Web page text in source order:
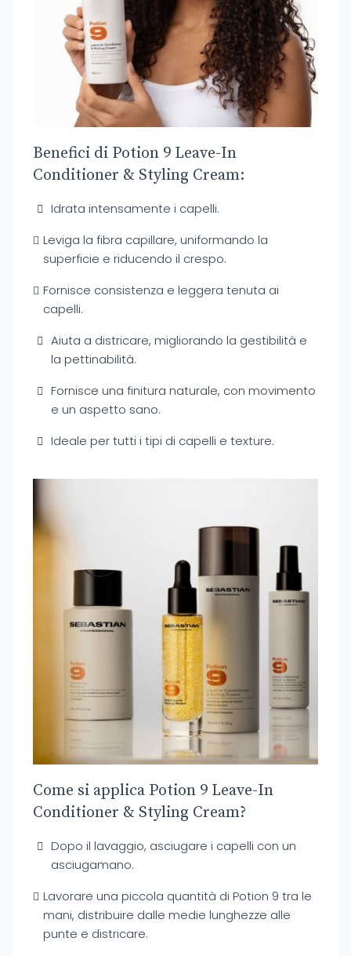
Benefici di Potion 9 Leave-In
Conditioner & Styling Cream:
Idrata intensamente i capelli.
Leviga la fibra capillare, uniformando la
superficie e riducendo il crespo.
Fornisce consistenza e leggera tenuta ai
capelli.
Aiuta a districare, migliorando la gestibilità e
la pettinabilità.
Fornisce una finitura naturale, con movimento
e un aspetto sano.
Ideale per tutti i tipi di capelli e texture.
Come si applica Potion 9 Leave-In
Conditioner & Styling Cream?
Dopo il lavaggio, asciugare i capelli con un
asciugamano.
Lavorare una piccola quantità di Potion 9 tra le
mani, distribuire dalle medie lunghezze alle
punte e districare.